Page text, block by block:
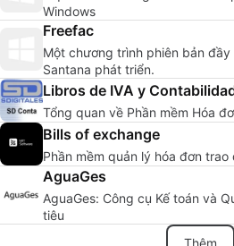
Windows
Freefac
Một chương trình phiên bản
Santana phát triển.
Libros de IVA y
Tổng quan về Phần mềm Hóa
Bills of exchange
Phần mềm quản lý hóa đơn trao
AguaGes
AguaGes: Công cụ Kế toán và
tiêu
Thêm